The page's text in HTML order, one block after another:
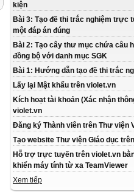
kiện
Bài 3: Tạo đề thi trắc nghiệm trực
một đáp án đúng
Bài 2: Tạo cây thư mục chứa câu
đồng bộ với danh mục SGK
Bài 1: Hướng dẫn tạo đề thi trắc
Lấy lại Mật khẩu trên violet.vn
Kích hoạt tài khoản (Xác nhận
violet.vn
Đăng ký Thành viên trên Thư viện
Tạo website Thư viện Giáo dục
Hỗ trợ trực tuyến trên violet.vn
khiển máy tính từ xa TeamViewer
Xem tiếp